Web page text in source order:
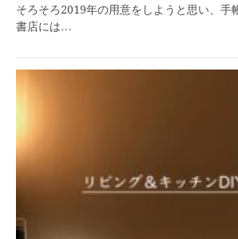
そろそろ2019年の用意をしようと思い、手
書店には…